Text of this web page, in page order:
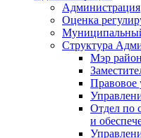
Администрация
Оценка
Структура
Мэр
Правовое
Отдел по
и